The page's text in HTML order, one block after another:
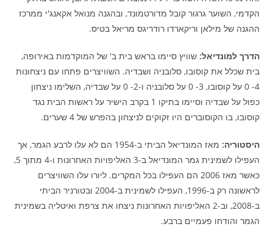
הקדמי, השוער גרגור קובל מדורטמונד, ובהגנה מנואל אקאנג'י ממרכז
ההגנה של מילאן וריקארדו רודריגס מריאל בטיס.
הדרך למונדיאל: שוויץ סיימו בראש בית ב' של המוקדמות באירופה,
בית שכלל את קוסובו, סלובניה ושבדיה. השוויצרים פתחו עם ניצחונות
4- 0 על קוסובו, 3- 0 על סלובניה ו-2- 0 על שבדיה, השלימו ניצחון
כפול על שבדיה וסיימו בתיקו 1 בקרב הישיר על ראשות הבית נגד
קוסובו, בו הקוסוברים היו זקוקים לניצחון בהפרש של 4 שערים.
היסטוריה:
מאז המונדיאל הביתי ב-1954 הם לא עלו לרבע הגמר, אך
העפילו לשמינית גמר המונדיאל ב-3 האליפויות האחרונות ו-4 מתוך 5,
כאשר מאז 2006 הם העפילו בכל המקרים. ליורו עלו השוויצרים
לראשונה רק ב-1996, העפילו לשמינית ב-2004 ובטורניר הביתי
ב-2008, וב-2 האליפויות האחרונות ניצחו את צרפת ואיטליה בשמינית
הגמר והודחו פעמיים ברבע.